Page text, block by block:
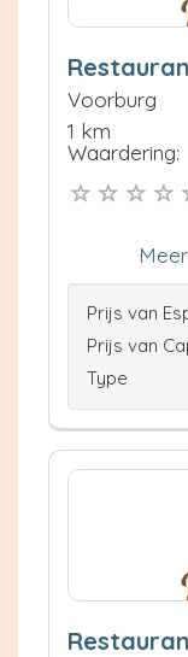
Voorburg
1 km
Waardering:
Prijs van
Prijs van
Type